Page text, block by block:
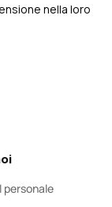
nella loro
personale